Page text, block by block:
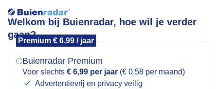
Welkom bij Buienradar, hoe wil je verder
gaan?
Premium € 6,99 / jaar
Buienradar Premium
Voor slechts € 6,99 per jaar (€ 0,58 per maand)
Advertentievrij en privacy veilig
Weerspiegeling reflectie!
Mogen we je locatie gebruiken voor het